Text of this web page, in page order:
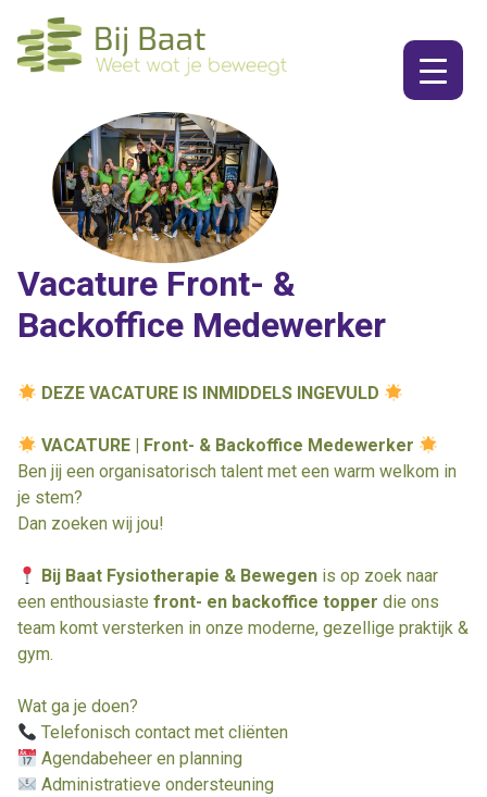
naar
de
Vacature Front- &
Backoffice Medewerker
DEZE VACATURE IS INMIDDELS INGEVULD
VACATURE | Front- & Backoffice Medewerker
Ben jij een organisatorisch talent met een warm welkom in
je stem?
Dan zoeken wij jou!
Bij Baat Fysiotherapie & Bewegen is op zoek naar
een enthousiaste front- en backoffice topper die ons
team komt versterken in onze moderne, gezellige praktijk &
gym.
Wat ga je doen?
Telefonisch contact met cliënten
Agendabeheer en planning
Administratieve ondersteuning